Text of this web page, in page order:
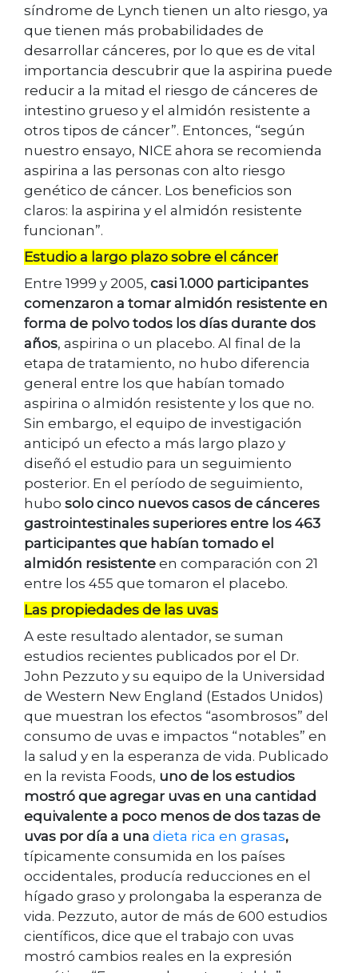
síndrome de Lynch tienen un alto riesgo, ya
que tienen más probabilidades de
desarrollar cánceres, por lo que es de vital
importancia descubrir que la aspirina puede
reducir a la mitad el riesgo de cánceres de
intestino grueso y el almidón resistente a
otros tipos de cáncer”. Entonces, “según
nuestro ensayo, NICE ahora se recomienda
aspirina a las personas con alto riesgo
genético de cáncer. Los beneficios son
claros: la aspirina y el almidón resistente
funcionan”.
Estudio a largo plazo sobre el cáncer
Entre 1999 y 2005, casi 1.000 participantes
comenzaron a tomar almidón resistente en
forma de polvo todos los días durante dos
años, aspirina o un placebo. Al final de la
etapa de tratamiento, no hubo diferencia
general entre los que habían tomado
aspirina o almidón resistente y los que no.
Sin embargo, el equipo de investigación
anticipó un efecto a más largo plazo y
diseñó el estudio para un seguimiento
posterior. En el período de seguimiento,
hubo solo cinco nuevos casos de cánceres
gastrointestinales superiores entre los 463
participantes que habían tomado el
almidón resistente en comparación con 21
entre los 455 que tomaron el placebo.
Las propiedades de las uvas
A este resultado alentador, se suman
estudios recientes publicados por el Dr.
John Pezzuto y su equipo de la Universidad
de Western New England (Estados Unidos)
que muestran los efectos “asombrosos” del
consumo de uvas e impactos “notables” en
la salud y en la esperanza de vida. Publicado
en la revista Foods, uno de los estudios
mostró que agregar uvas en una cantidad
equivalente a poco menos de dos tazas de
uvas por día a una dieta rica en grasas,
típicamente consumida en los países
occidentales, producía reducciones en el
hígado graso y prolongaba la esperanza de
vida. Pezzuto, autor de más de 600 estudios
científicos, dice que el trabajo con uvas
mostró cambios reales en la expresión